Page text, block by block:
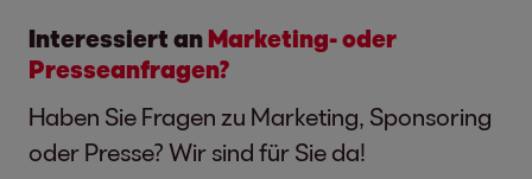
Interessiert an Marketing- oder
Presseanfragen?
Haben Sie Fragen zu Marketing, Sponsoring
oder Presse? Wir sind für Sie da!